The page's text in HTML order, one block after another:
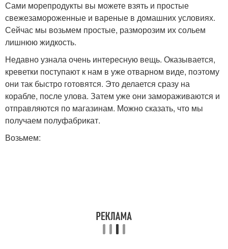
Ризотто в сливках
Сами морепродукты вы можете взять и простые
свежезамороженные и вареные в домашних условиях.
Сейчас мы возьмем простые, разморозим их сольем
лишнюю жидкость.
Недавно узнала очень интересную вещь. Оказывается,
креветки поступают к нам в уже отварном виде, поэтому
они так быстро готовятся. Это делается сразу на
корабле, после улова. Затем уже они замораживаются и
отправляются по магазинам. Можно сказать, что мы
получаем полуфабрикат.
Возьмем: